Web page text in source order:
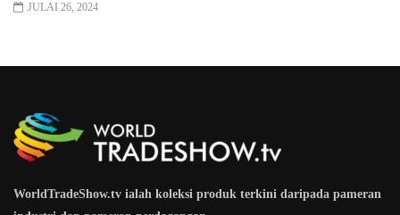
JULAI 26, 2024
WorldTradeShow.tv ialah koleksi produk terkini daripada pameran